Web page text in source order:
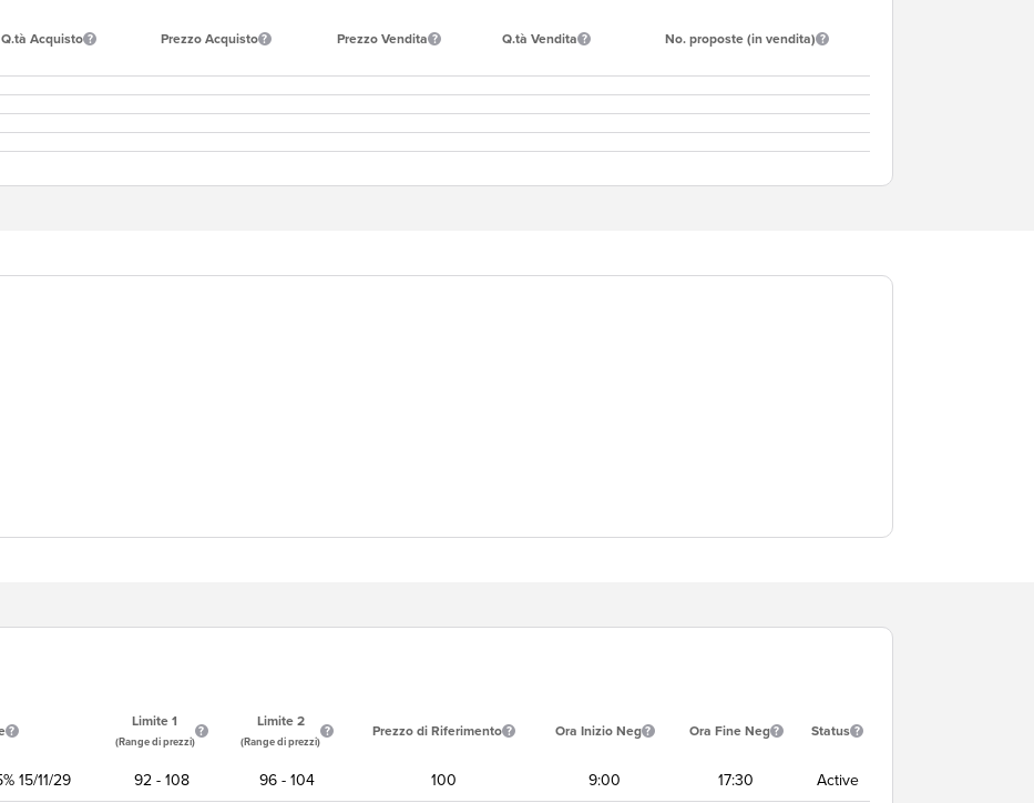
Q.tà Acquisto Prezzo Acquisto Prezzo Vendita Q.tà Vendita No. proposte (in vendita)
Limite 1
(Range di prezzi)
Limite 2
(Range di prezzi)
Prezzo di Riferimento Ora Inizio Neg Ora Fine Neg Status
15/11/29 92 - 108 96 - 104 100 9:00 17:30 Active